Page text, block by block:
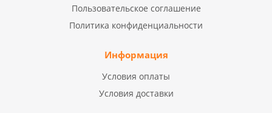
Пользовательское соглашение
Политика конфиденциальности
Информация
Условия оплаты
Условия доставки